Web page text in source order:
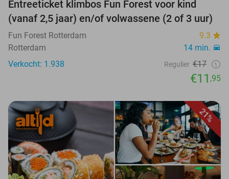
Entreeticket klimbos Fun Forest voor kind
(vanaf 2,5 jaar) en/of volwassene (2 of 3 uur)
Fun Forest Rotterdam
9.3
Rotterdam
14 min.
Verkocht: 1.938
Regulier €17
€11 ,95
21%